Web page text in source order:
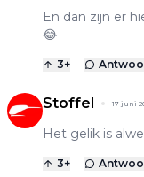
En dan zijn er
😂
3+
Stoffel 17 juni
Het gelik is
3+